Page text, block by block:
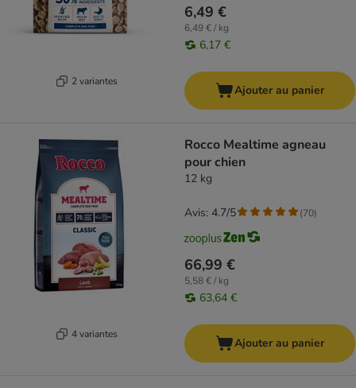
2 variantes
6,49 €
6,49 € / kg
6,17 €
Ajouter au panier
4 variantes
Rocco Mealtime agneau
pour chien
12 kg
66,99 €
5,58 € / kg
63,64 €
Avis: 4.7/5 (70)
Ajouter au panier